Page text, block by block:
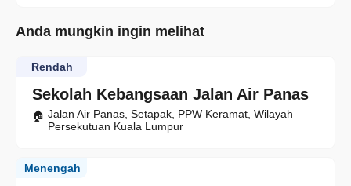
Anda mungkin ingin melihat
Sekolah Kebangsaan Jalan Air Panas
Rendah
Jalan Air Panas, Setapak, PPW Keramat, Wilayah
Persekutuan Kuala Lumpur
Menengah